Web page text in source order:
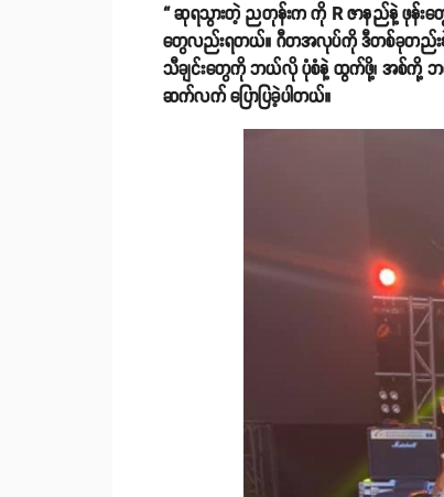
“ ဆုရသွားတဲ့ ညတုန်းက ကို R ဇာနည်နဲ့ ဖုန်း
တွေလည်းရတယ်။ ဂီတအလုပ်ကို ဒီတစ်ခုတည်းနဲ့
သီချင်းတွေကို ဘယ်လို ပုံစံနဲ့ ထွက်ဖို့၊ အစ်ကို့ ဘက်
ဆက်လက် ပြောပြခဲ့ပါတယ်။